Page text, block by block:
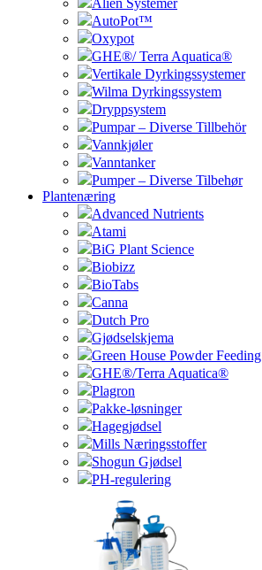
Alien Systemer
AutoPot™
Oxypot
GHE®/ Terra Aquatica®
Vertikale Dyrkingssystemer
Wilma Dyrkingssystem
Dryppsystem
Pumpar – Diverse Tillbehör
Vannkjøler
Vanntanker
Pumper – Diverse Tilbehør
Plantenæring
Advanced Nutrients
Atami
BiG Plant Science
Biobizz
BioTabs
Canna
Dutch Pro
Gjødselskjema
Green House Powder Feeding
GHE®/Terra Aquatica®
Plagron
Pakke-løsninger
Hagegjødsel
Mills Næringsstoffer
Shogun Gjødsel
PH-regulering